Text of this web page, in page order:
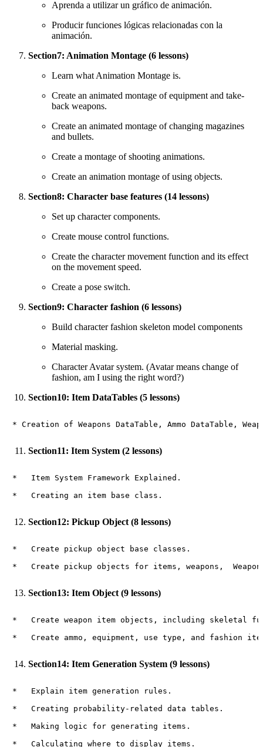
Aprenda a utilizar un gráfico de animación.
Producir funciones lógicas relacionadas con la
animación.
Section7: Animation Montage (6 lessons)
Learn what Animation Montage is.
Create an animated montage of equipment and take-
back weapons.
Create an animated montage of changing magazines
and bullets.
Create a montage of shooting animations.
Create an animation montage of using objects.
Section8: Character base features (14 lessons)
Set up character components.
Create mouse control functions.
Create the character movement function and its effect
on the movement speed.
Create a pose switch.
Section9: Character fashion (6 lessons)
Build character fashion skeleton model components
Material masking.
Character Avatar system. (Avatar means change of
fashion, am I using the right word?)
Section10: Item DataTables (5 lessons)
Section11: Item System (2 lessons)
*   Item System Framework Explained.
Section12: Pickup Object (8 lessons)
*   Create pickup object base classes.
Section13: Item Object (9 lessons)
*   Create weapon item objects, including skeletal
Section14: Item Generation System (9 lessons)
*   Explain item generation rules.
*   Creating probability-related data tables.
*   Making logic for generating items.